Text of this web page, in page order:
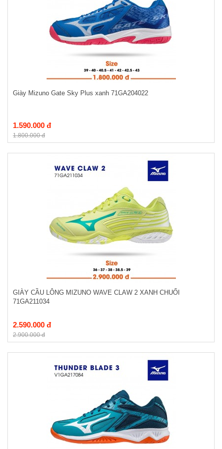
Giày Mizuno Gate Sky Plus xanh 71GA204022
1.590.000 đ
1.800.000 đ
GIÀY CẦU LÔNG MIZUNO WAVE CLAW 2 XANH CHUỐI
71GA211034
2.590.000 đ
2.900.000 đ